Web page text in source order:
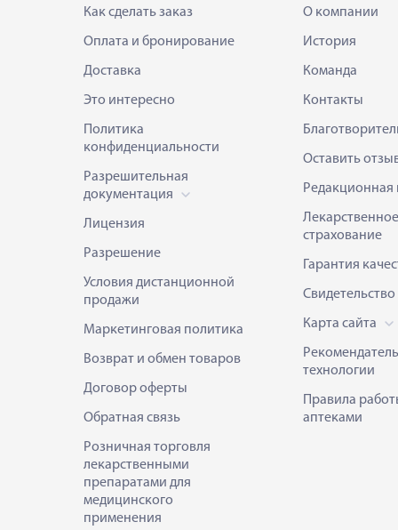
Как сделать заказ
Оплата и бронирование
Доставка
Это интересно
Политика
конфиденциальности
Разрешительная
документация
Лицензия
Разрешение
Условия дистанционной
продажи
Маркетинговая политика
Возврат и обмен товаров
Договор оферты
Обратная связь
Розничная торговля
лекарственными
препаратами для
медицинского
применения
О компании
История
Команда
Контакты
Оставить
Редакционная
Лекарственное
страхование
Гарантия
Карта сайта
технологии
Правила
аптеками